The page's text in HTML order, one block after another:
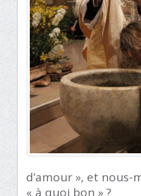
d’amour », et
« à quoi bon » ?